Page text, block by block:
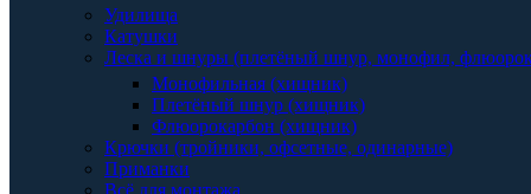
Удилища
Катушки
Леска и шнуры (плетёный шнур, монофил,
Монофильная (хищник)
Плетёный шнур (хищник)
Флюорокарбон (хищник)
Крючки (тройники, офсетные, одинарные)
Приманки
Всё для монтажа